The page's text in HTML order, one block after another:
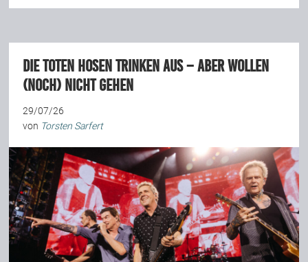
Die Toten Hosen trinken aus – aber wollen
(noch) nicht gehen
29/07/26
von Torsten Sarfert